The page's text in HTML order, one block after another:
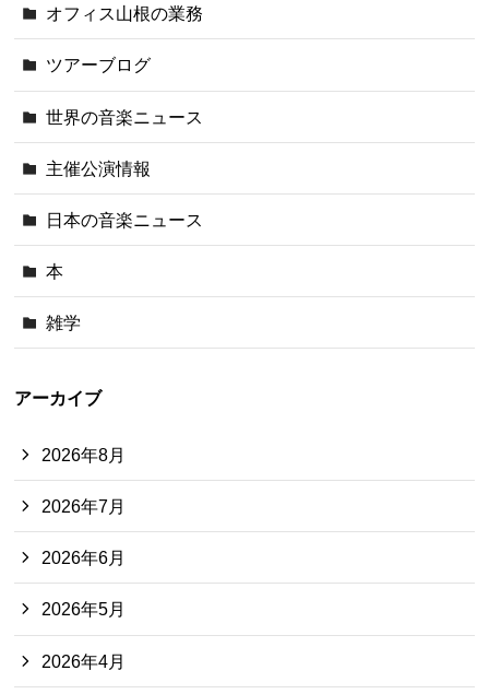
オフィス山根の業務
ツアーブログ
世界の音楽ニュース
主催公演情報
日本の音楽ニュース
本
雑学
アーカイブ
2026年8月
2026年7月
2026年6月
2026年5月
2026年4月